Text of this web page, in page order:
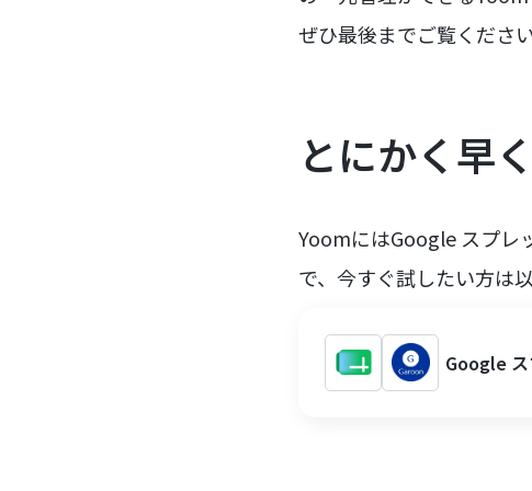
ぜひ最後までご覧ください
とにかく早
YoomにはGoogle スプレ
で、今すぐ試したい方は
Google